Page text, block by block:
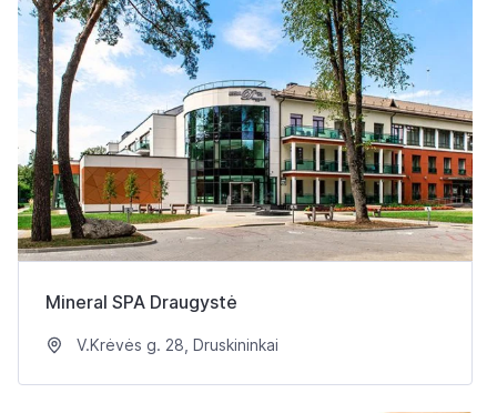
Mineral SPA Draugystė
V.Krėvės g. 28, Druskininkai